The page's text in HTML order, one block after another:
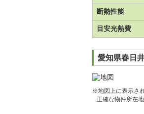
断熱性能
目安光熱費
愛知県春日
※地図上に表示さ
正確な物件所在